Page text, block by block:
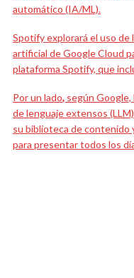
automático (IA/ML).
Spotify explorará el uso
artificial de Google Cloud
plataforma Spotify, que
Por un lado, según
de lenguaje extensos
su biblioteca de contenido
para presentar todos los